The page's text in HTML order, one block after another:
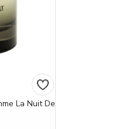
La Nuit De